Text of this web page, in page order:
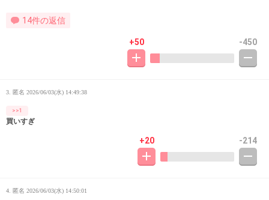
14件の返信
+50 -450
3. 匿名 2026/06/03(水) 14:49:38
>>1
買いすぎ
+20 -214
4. 匿名 2026/06/03(水) 14:50:01